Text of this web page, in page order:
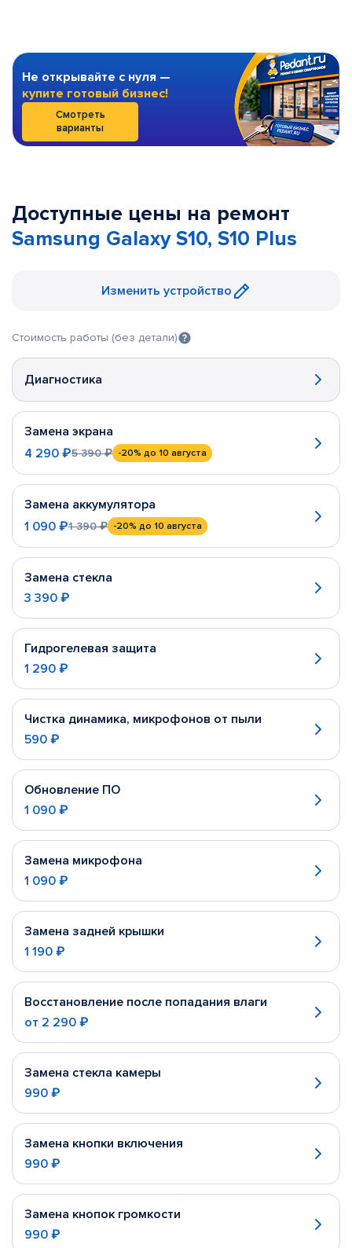
Не открывайте с нуля —
купите готовый бизнес!
Смотреть
варианты
Доступные цены на ремонт
Samsung Galaxy S10, S10 Plus
Изменить устройство
Стоимость работы (без детали)
Диагностика
Замена экрана
4 290 ₽5 390 ₽ -20% до 10 августа
Замена аккумулятора
1 090 ₽1 390 ₽ -20% до 10 августа
Замена стекла
3 390 ₽
Гидрогелевая защита
1 290 ₽
Чистка динамика, микрофонов от пыли
590 ₽
Обновление ПО
1 090 ₽
Замена микрофона
1 090 ₽
Замена задней крышки
1 190 ₽
Восстановление после попадания влаги
от 2 290 ₽
Замена стекла камеры
990 ₽
Замена кнопки включения
990 ₽
Замена кнопок громкости
990 ₽